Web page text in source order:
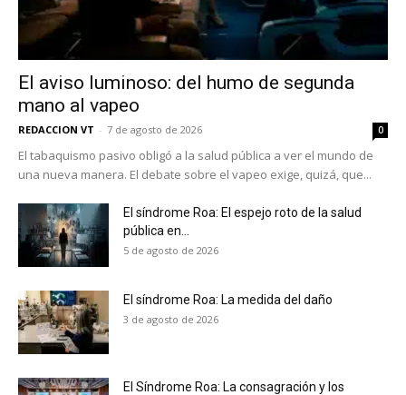
El aviso luminoso: del humo de segunda
mano al vapeo
REDACCION VT - 7 de agosto de 2026 0
El tabaquismo pasivo obligó a la salud pública a ver el mundo de
una nueva manera. El debate sobre el vapeo exige, quizá, que...
El síndrome Roa: El espejo roto de la salud
pública en...
5 de agosto de 2026
El síndrome Roa: La medida del daño
3 de agosto de 2026
El Síndrome Roa: La consagración y los